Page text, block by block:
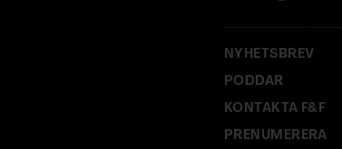
NYHETSBREV
PODDAR
KONTAKTA F&F
PRENUMERERA